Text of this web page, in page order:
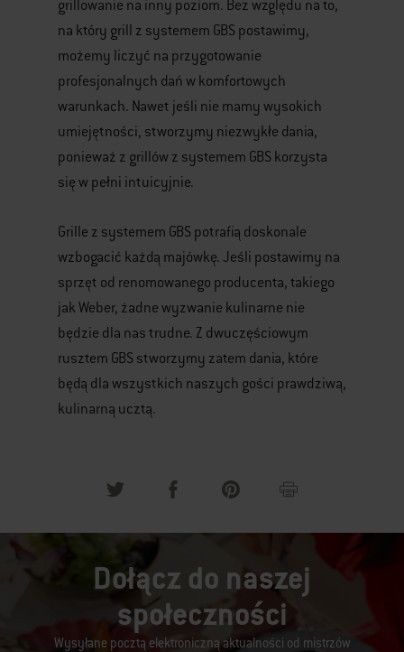
grillowanie na inny poziom. Bez względu na to,
na który grill z systemem GBS postawimy,
możemy liczyć na przygotowanie
profesjonalnych dań w komfortowych
warunkach. Nawet jeśli nie mamy wysokich
umiejętności, stworzymy niezwykłe dania,
ponieważ z grillów z systemem GBS korzysta
się w pełni intuicyjnie.
Grille z systemem GBS potrafią doskonale
wzbogacić każdą majówkę. Jeśli postawimy na
sprzęt od renomowanego producenta, takiego
jak Weber, żadne wyzwanie kulinarne nie
będzie dla nas trudne. Z dwuczęściowym
rusztem GBS stworzymy zatem dania, które
będą dla wszystkich naszych gości prawdziwą,
kulinarną ucztą.
Dołącz do naszej
społeczności
Wysyłane pocztą elektroniczną aktualności od mistrzów